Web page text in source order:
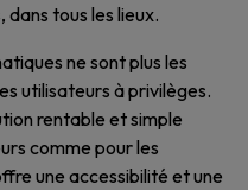
tous les lieux.
ne sont plus les
utilisateurs à privilèges.
rentable et simple
comme pour les
une accessibilité et une